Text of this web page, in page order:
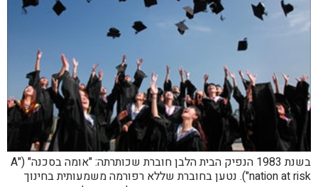
בשנת 1983 הנפיק הבית הלבן חוברת שכותרתה: "אומה בסכנה" ("A
nation at risk"). נטען בחוברת שללא רפורמה משמעותית בחינוך